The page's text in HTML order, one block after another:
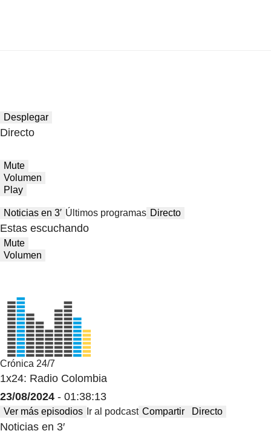
Desplegar
Directo
Mute
Volumen
Play
Noticias en 3′ Últimos programas Directo
Estas escuchando
Mute
Volumen
Crónica 24/7
1x24: Radio Colombia
23/08/2024 - 01:38:13
Ver más episodios Ir al podcast Compartir Directo
Noticias en 3′